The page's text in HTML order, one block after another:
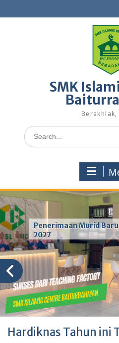
to
SMK
Berakhlak,
Search
for:
Penerimaan Murid
2027
Hardiknas Tahun ini